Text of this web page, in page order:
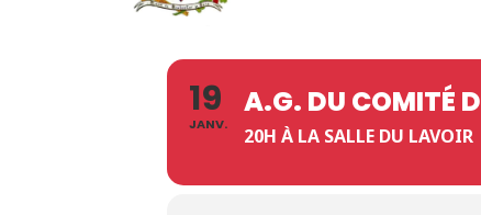
19
JANV.
A.G. DU COMITÉ
20H À LA SALLE DU LAVOIR